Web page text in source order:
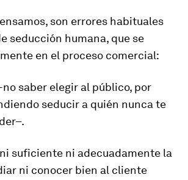
son errores habituales
seducción humana, que se
en el proceso comercial:
no saber elegir al público, por
seducir a quién nunca te
suficiente ni adecuadamente la
ni conocer bien al cliente